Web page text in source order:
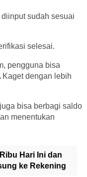
sudah sesuai
selesai.
pengguna bisa
dengan lebih
bisa berbagi saldo
menentukan
Hari Ini dan
ke Rekening